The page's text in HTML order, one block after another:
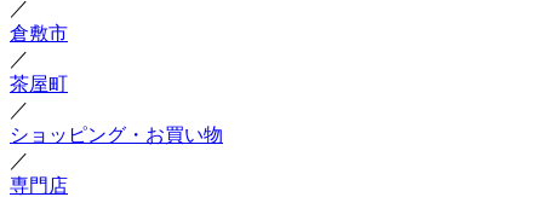
／
倉敷市
／
茶屋町
／
ショッピング・お買い物
／
専門店